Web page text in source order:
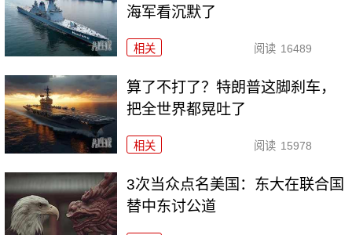
海军看沉默了
相关 阅读 16489
算了不打了？特朗普这脚刹车，
把全世界都晃吐了
相关 阅读 15978
3次当众点名美国：东大在联合国
替中东讨公道